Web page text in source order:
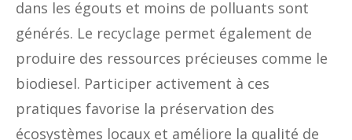
dans les égouts et moins de polluants sont
générés. Le recyclage permet également de
produire des ressources précieuses comme le
biodiesel. Participer activement à ces
pratiques favorise la préservation des
écosystèmes locaux et améliore la qualité de